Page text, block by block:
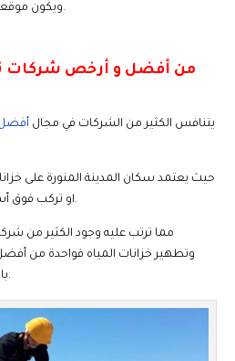
ويكون موقعها قريب من المناطق السكنية.
من أفضل و أرخص شركات
يتنافس الكثير من الشركات في مجال أفضل
حيث يعتمد سكان المدينة المنورة على
او تركب فوق أسطح المباني والفنادق والمنازل.
مما ترتب عليه وجود الكثير
وتطهير خزانات المياه فواحدة من
بالمدينة المنورة هي شركة الغنام.